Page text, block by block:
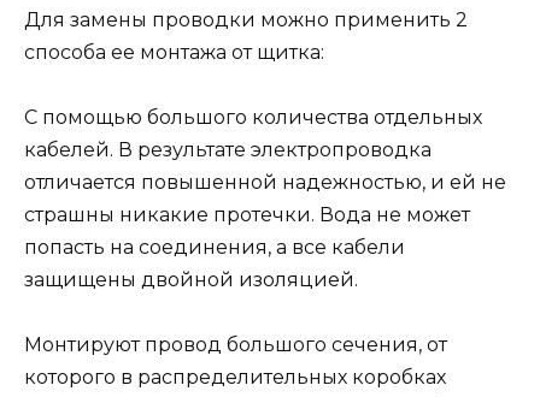
Для замены проводки можно применить 2
способа ее монтажа от щитка:
С помощью большого количества отдельных
кабелей. В результате электропроводка
отличается повышенной надежностью, и ей не
страшны никакие протечки. Вода не может
попасть на соединения, а все кабели
защищены двойной изоляцией.
Монтируют провод большого сечения, от
которого в распределительных коробках